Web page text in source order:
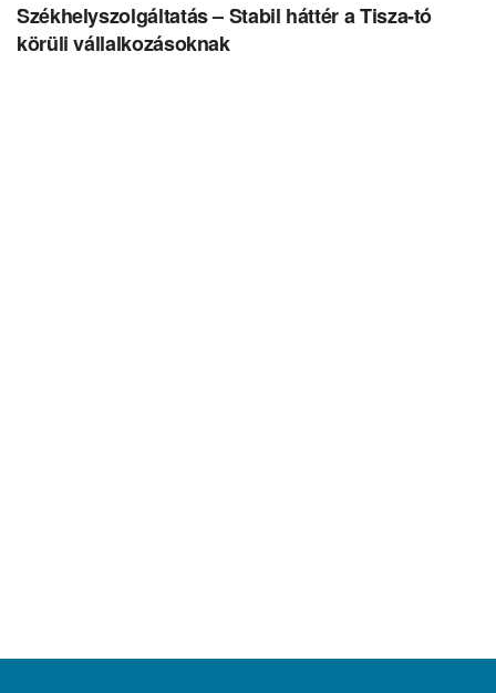
Székhelyszolgáltatás – Stabil háttér a Tisza-tó
körüli vállalkozásoknak